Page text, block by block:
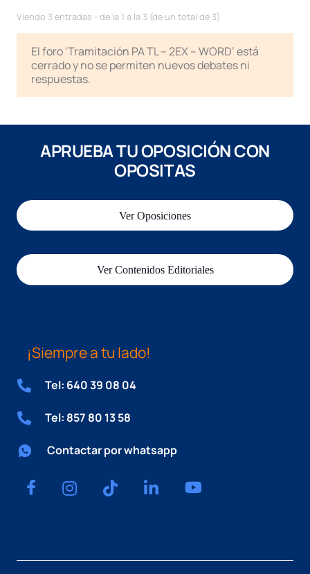
Viendo 3 entradas - de la 1 a la 3 (de un total de 3)
El foro ‘Tramitación PA TL – 2EX – WORD’ está
cerrado y no se permiten nuevos debates ni
respuestas.
APRUEBA TU OPOSICIÓN CON
OPOSITAS
Ver Oposiciones
Ver Contenidos Editoriales
¡Siempre a tu lado!
Tel: 640 39 08 04
Tel: 857 80 13 58
Contactar por whatsapp